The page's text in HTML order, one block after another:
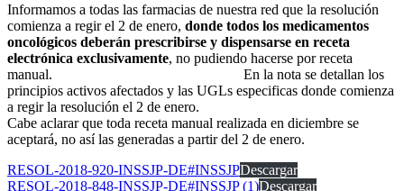
Informamos a todas las farmacias de nuestra red que la resolución
comienza a regir el 2 de enero, donde todos los medicamentos
oncológicos deberán prescribirse y dispensarse en receta
electrónica exclusivamente, no pudiendo hacerse por receta
manual. En la nota se detallan los
principios activos afectados y las UGLs especificas donde comienza
a regir la resolución el 2 de enero.
Cabe aclarar que toda receta manual realizada en diciembre se
aceptará, no así las generadas a partir del 2 de enero.
RESOL-2018-920-INSSJP-DE#INSSJPDescargar
RESOL-2018-848-INSSJP-DE#INSSJP (1)Descargar